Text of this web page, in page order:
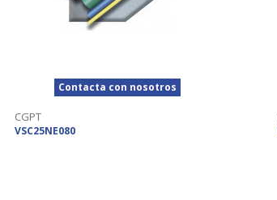
Contacta con nosotros
CGPT
VSC25NE080